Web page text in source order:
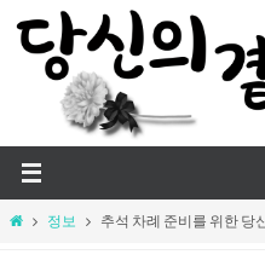
content
Home정보 추석 차례 준비를 위한 당